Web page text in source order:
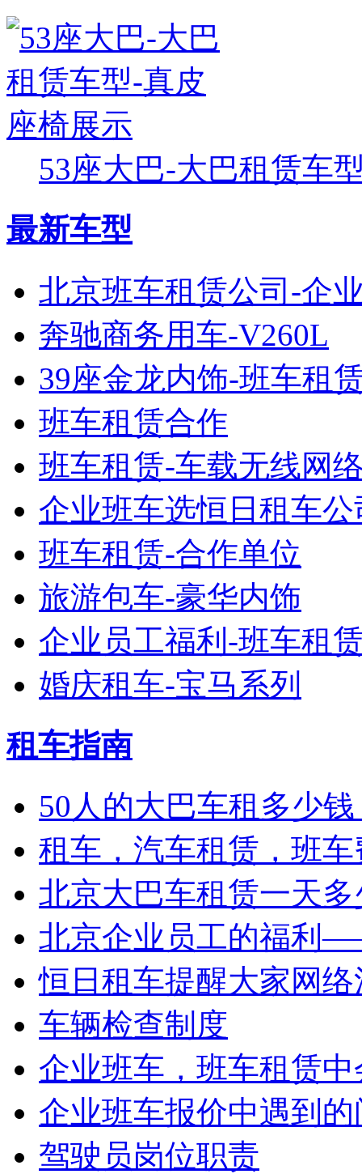
53座大巴-大巴租赁车
最新车型
北京班车租赁公司-企
奔驰商务用车-V260L
39座金龙内饰-班车租
班车租赁合作
班车租赁-车载无线网
企业班车选恒日租车公
班车租赁-合作单位
旅游包车-豪华内饰
企业员工福利-班车租
婚庆租车-宝马系列
租车指南
50人的大巴车租多少
租车，汽车租赁，班
北京大巴车租赁一天
北京企业员工的福利
恒日租车提醒大家网
车辆检查制度
企业班车，班车租赁
企业班车报价中遇到的
驾驶员岗位职责